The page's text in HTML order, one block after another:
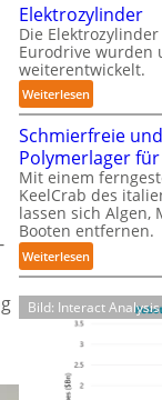
-
B
e
l
a
d
u
n
g
f
ü
r
K
r
n
s
i
b
l
e
F
i
n
g
e
r
g
r
e
Elektrozylinder
Die Elektrozylinder
Eurodrive wurden
weiterentwickelt.
Weiterlesen:
E
l
e
k
t
r
o
z
y
l
Schmierfreie
Polymerlager
Mit einem
KeelCrab des
lassen sich Algen,
Booten entfernen.
Weiterlesen:
S
c
h
Bild: Interact